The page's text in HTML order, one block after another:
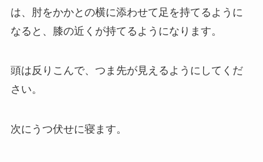
は、肘をかかとの横に添わせて足を持てるように
なると、膝の近くが持てるようになります。
頭は反りこんで、つま先が見えるようにしてくだ
さい。
次にうつ伏せに寝ます。